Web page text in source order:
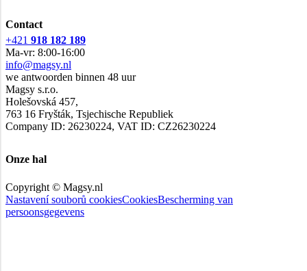
Contact
+421 918 182 189
Ma-vr: 8:00-16:00
info@magsy.nl
we antwoorden binnen 48 uur
Magsy s.r.o.
Holešovská 457,
763 16 Fryšták, Tsjechische Republiek
Company ID: 26230224, VAT ID: CZ26230224
Onze hal
Copyright © Magsy.nl
Nastavení souborů cookiesCookiesBescherming van
persoonsgegevens